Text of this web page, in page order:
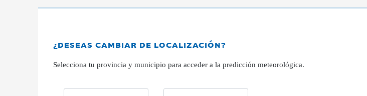
¿DESEAS CAMBIAR DE LOCALIZACIÓN?
Selecciona tu provincia y municipio para acceder a la predicción meteorológica.